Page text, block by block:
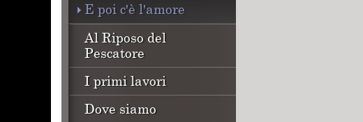
E poi c'è l'amore
Al Riposo del
Pescatore
I primi lavori
Dove siamo